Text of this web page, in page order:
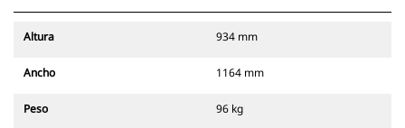
Altura 934 mm
Ancho 1164 mm
Peso 96 kg